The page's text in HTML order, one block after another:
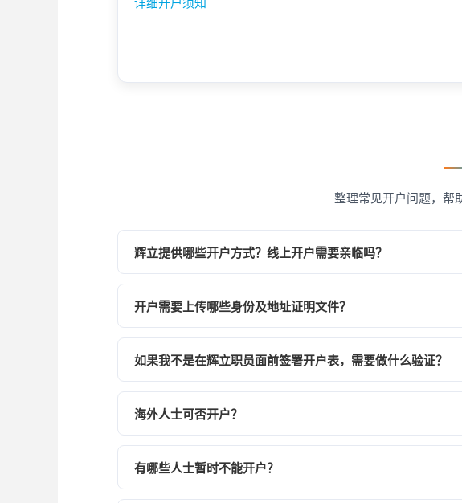
整理常见开户问题，帮
辉立提供哪些开户方式？线上开户需要亲临吗？
我们提供线上开户及线下开户两种方式。线上开户无须亲临
则需亲临总行或分行办理。
开户需要上传哪些身份及地址证明文件？
你需准备账户持有人之身份证明文件（如香港身份证或护照
示姓名及相关资料。
如果我不是在辉立职员面前签署开户表，需要做什么验证？
你必须由以你名义在香港持牌银行开立的指定银行账户，成
实的指定银行账户进行。
海外人士可否开户？
海外人士只需要有香港持牌银行开立的银行账户，并提供有
有哪些人士暂时不能开户？
暂不受理美国公民或美国永久居民（绿卡持有人）的开户申